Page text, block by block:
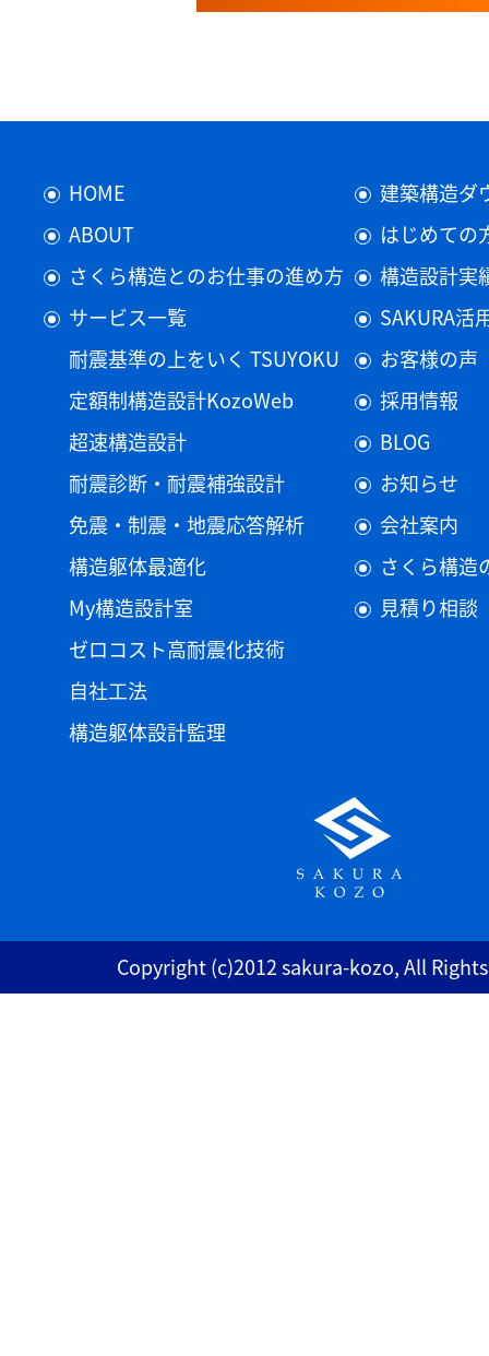
HOME
ABOUT
さくら構造とのお仕事の進め方
サービス一覧
耐震基準の上をいく TSUYOKU
定額制構造設計KozoWeb
超速構造設計
耐震診断・耐震補強設計
免震・制震・地震応答解析
構造躯体最適化
My構造設計室
ゼロコスト高耐震化技術
自社工法
構造躯体設計監理
建築構造ダ
はじめての
構造設計実
SAKURA活
お客様の声
採用情報
BLOG
お知らせ
会社案内
さくら構造
見積り相談
Copyright (c)2012 sakura-kozo, All